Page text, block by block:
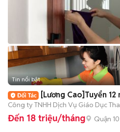
Tin nổi bật
[Lương Cao]Tuyển
Công ty TNHH Dịch Vụ Giáo Dục
Đến 18 triệu/tháng Quận 10